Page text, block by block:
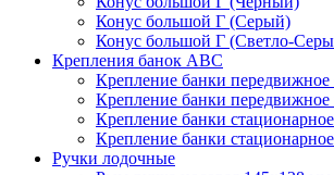
Конус большой Г (Серый)
Конус большой Г (Светло-
Крепления банок ABC
Крепление банки передвижное
Крепление банки передвижное
Крепление банки
Крепление банки
Ручки лодочные